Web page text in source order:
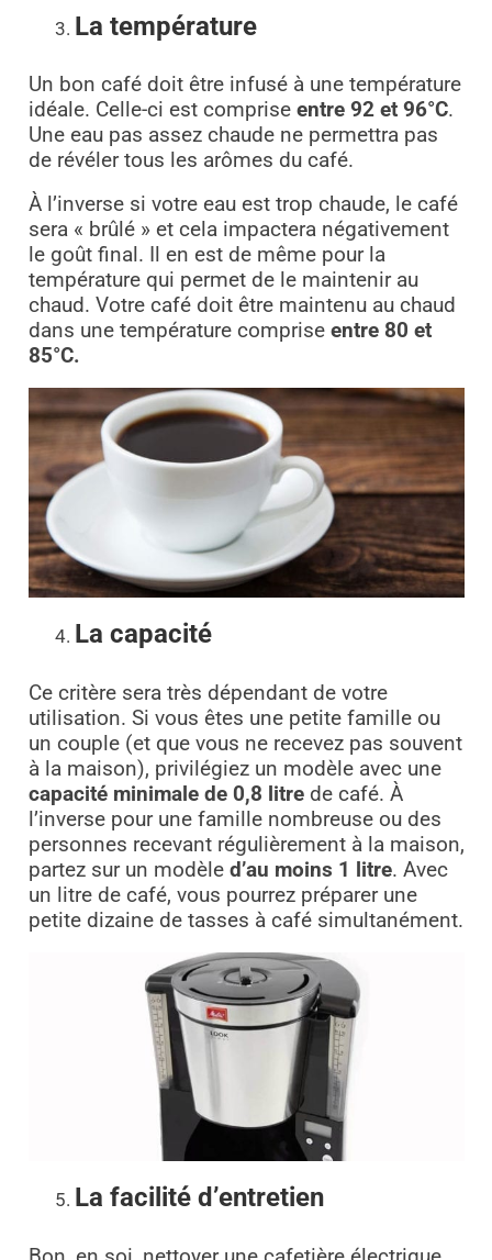
La température
Un bon café doit être infusé à une température
idéale. Celle-ci est comprise entre 92 et 96°C.
Une eau pas assez chaude ne permettra pas
de révéler tous les arômes du café.
À l’inverse si votre eau est trop chaude, le café
sera « brûlé » et cela impactera négativement
le goût final. Il en est de même pour la
température qui permet de le maintenir au
chaud. Votre café doit être maintenu au chaud
dans une température comprise entre 80 et
85°C.
La capacité
Ce critère sera très dépendant de votre
utilisation. Si vous êtes une petite famille ou
un couple (et que vous ne recevez pas souvent
à la maison), privilégiez un modèle avec une
capacité minimale de 0,8 litrede café. À
l’inverse pour une famille nombreuse ou des
personnes recevant régulièrement à la maison,
partez sur un modèle d’au moins 1 litre. Avec
un litre de café, vous pourrez préparer une
petite dizaine de tasses à café simultanément.
La facilité d’entretien